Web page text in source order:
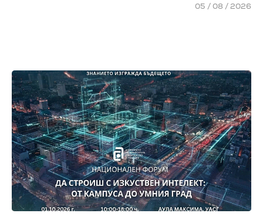
05 / 08 / 2026